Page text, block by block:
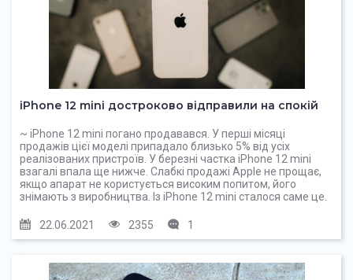
iPhone 12 mini достроково відправили на спокій
~ iPhone 12 mini погано продавався. У перші місяці
продажів цієї моделі припадало близько 5% від усіх
реалізованих пристроїв. У березні частка iPhone 12 mini
взагалі впала ще нижче. Слабкі продажі Apple не прощає,
якщо апарат не користується високим попитом, його
знімають з виробництва. Із iPhone 12 mini сталося саме це.
22.06.2021 2355 1